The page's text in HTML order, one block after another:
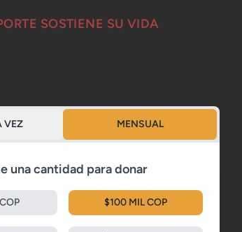
SOSTIENE SU VIDA
VEZ MENSUAL
una cantidad para donar
$100 MIL COP